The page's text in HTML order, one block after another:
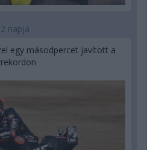
2 napja
egy másodpercet javított a